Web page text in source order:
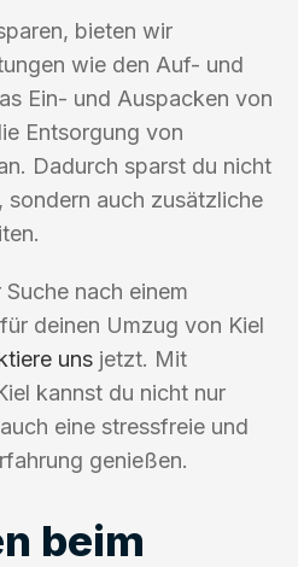
bieten wir
wie den Auf- und
Ein- und Auspacken von
Entsorgung von
Dadurch sparst du nicht
auch zusätzliche
nach einem
deinen Umzug von Kiel
uns jetzt. Mit
kannst du nicht nur
eine stressfreie und
genießen.
beim